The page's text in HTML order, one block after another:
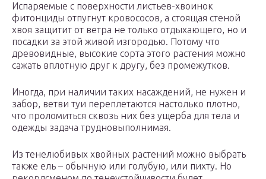
Испаряемые с поверхности листьев-хвоинок
фитонциды отпугнут кровососов, а стоящая стеной
хвоя защитит от ветра не только отдыхающего, но и
посадки за этой живой изгородью. Потому что
древовидные, высокие сорта этого растения можно
сажать вплотную друг к другу, без промежутков.
Иногда, при наличии таких насаждений, не нужен и
забор, ветви туи переплетаются настолько плотно,
что проломиться сквозь них без ущерба для тела и
одежды задача трудновыполнимая.
Из тенелюбивых хвойных растений можно выбрать
также ель – обычную или голубую, или пихту. Но